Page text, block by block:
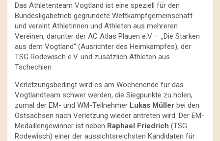
Das Athletenteam Vogtland ist eine speziell für den
Bundesligabetrieb gegründete Wettkampfgemeinschaft
und vereint Athletinnen und Athleten aus mehreren
Vereinen, darunter der AC Atlas Plauen e.V. – „Die Starken
aus dem Vogtland“ (Ausrichter des Heimkampfes), der
TSG Rodewisch e.V. und zusätzlich Athleten aus
Tschechien
Verletzungsbedingt wird es am Wochenende für das
Vogtlandteam schwer werden, die Siegpunkte zu holen,
zumal der EM- und WM-Teilnehmer Lukas Müller bei den
Ostsachsen nach Verletzung wieder antreten wird. Der EM-
Medaillengewinner ist neben Raphael Friedrich (TSG
Rodewisch) einer der aussichtsreichsten Kandidaten für